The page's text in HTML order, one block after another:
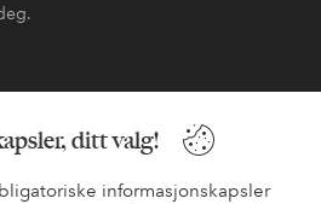
ditt valg!
informasjonskapsler